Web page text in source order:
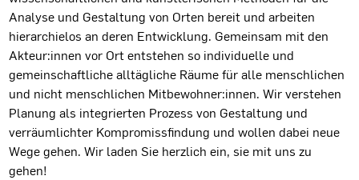
Analyse und Gestaltung von Orten bereit und arbeiten
hierarchielos an deren Entwicklung. Gemeinsam mit den
Akteur:innen vor Ort entstehen so individuelle und
gemeinschaftliche alltägliche Räume für alle menschlichen
und nicht menschlichen Mitbewohner:innen. Wir verstehen
Planung als integrierten Prozess von Gestaltung und
verräumlichter Kompromissfindung und wollen dabei neue
Wege gehen. Wir laden Sie herzlich ein, sie mit uns zu
gehen!